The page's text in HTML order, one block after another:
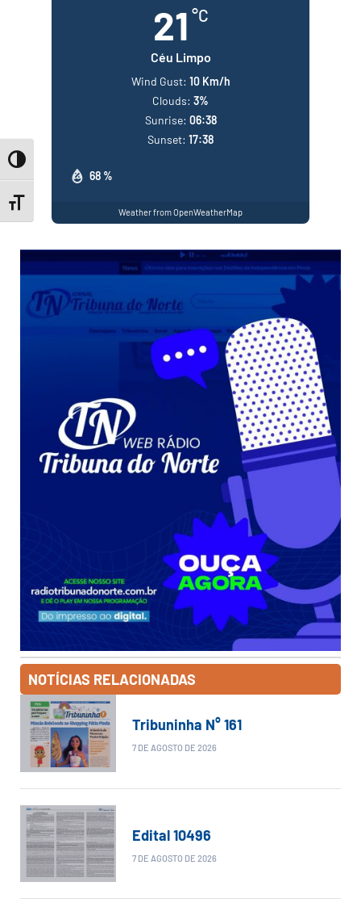
Toggle High Contrast
Toggle Font size
21 °C
Céu Limpo
68 %
Wind Gust: 10 Km/h
Clouds: 3%
Sunrise: 06:38
Sunset: 17:38
Weather from OpenWeatherMap
NOTÍCIAS RELACIONADAS
Tribuninha N° 161
7 DE AGOSTO DE 2026
Edital 10496
7 DE AGOSTO DE 2026